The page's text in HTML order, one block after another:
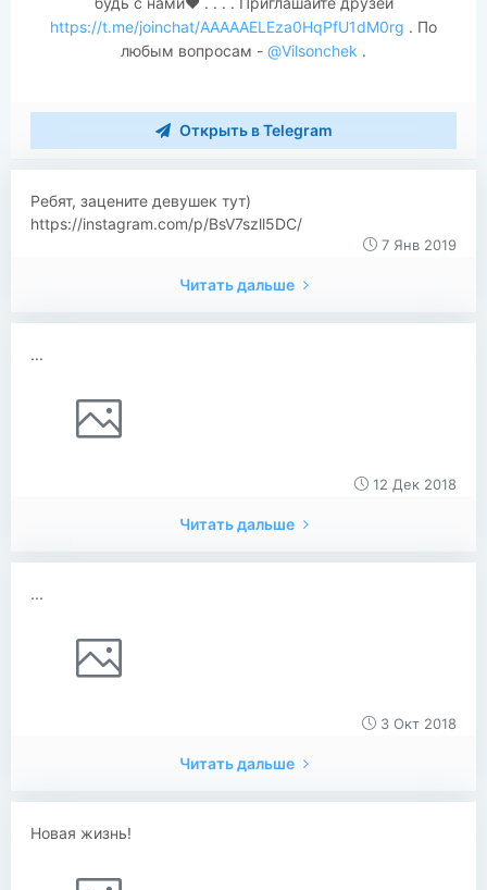
https://t.me/joinchat/AAAAAELEza0HqPfU1dM0rg . По
любым вопросам - @Vilsonchek .
Открыть в Telegram
Ребят, зацените девушек тут)
https://instagram.com/p/BsV7szll5DC/
7 Янв 2019
Читать дальше
...
12 Дек 2018
Читать дальше
...
3 Окт 2018
Читать дальше
Новая жизнь!